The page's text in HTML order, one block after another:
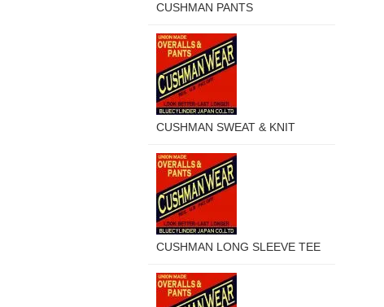
CUSHMAN PANTS
CUSHMAN SWEAT & KNIT
CUSHMAN LONG SLEEVE TEE